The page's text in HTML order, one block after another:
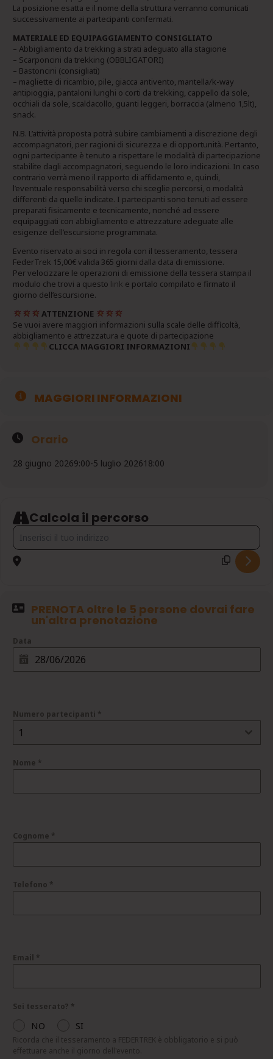
La posizione esatta e il nome della struttura verranno comunicati
successivamente ai partecipanti confermati.
MATERIALE ED EQUIPAGGIAMENTO CONSIGLIATO
– Abbigliamento da trekking a strati adeguato alla stagione
– Scarponcini da trekking (OBBLIGATORI)
– Bastoncini (consigliati)
– magliette di ricambio, pile, giacca antivento, mantella/k-way
antipioggia, pantaloni lunghi o corti da trekking, cappello da sole,
occhiali da sole, scaldacollo, guanti leggeri, borraccia (almeno 1,5lt),
snack.
N.B. L’attività proposta potrà subire cambiamenti a discrezione degli
accompagnatori, per ragioni di sicurezza e di opportunità. Pertanto,
ogni partecipante è tenuto a rispettare le modalità di partecipazione
stabilite dagli accompagnatori, seguendo le loro indicazioni. In caso
contrario verrà meno il rapporto di affidamento e, quindi,
l’eventuale responsabilità verso chi sceglie percorsi, o modalità
differenti da quelle indicate. I partecipanti sono tenuti ad essere
preparati fisicamente e tecnicamente, nonché ad essere
equipaggiati con abbigliamento e attrezzature adeguate alle
esigenze dell’escursione programmata.
Evento riservato ai soci in regola con il tesseramento, tessera
FederTrek 15,00€ valida 365 giorni dalla data di emissione.
Per velocizzare le operazioni di emissione della tessera stampa il
modulo che trovi a questo link e portalo compilato e firmato il
giorno dell’escursione.
ATTENZIONE
Se vuoi avere maggiori informazioni sulla scale delle difficoltà,
abbigliamento e attrezzatura e quote di partecipazione
CLICCA MAGGIORI INFORMAZIONI
MAGGIORI INFORMAZIONI
Orario
28 giugno 20269:00-5 luglio 202618:00
Calcola il percorso
Address - SETTIMANA VERDE IN VAL DI FIEMME - LA VALLE
PRENOTA oltre le 5 persone dovrai fare
un'altra prenotazione
Data
Numero partecipanti *
1
Nome *
Cognome *
Telefono *
Email *
Sei tesserato? *
NO SI
Ricorda che il tesseramento a FEDERTREK è obbligatorio e si può
effettuare anche il giorno dell'evento.